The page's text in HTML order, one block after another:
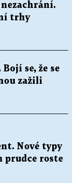
trhy
se, že se
zažili
Nové typy
prudce roste